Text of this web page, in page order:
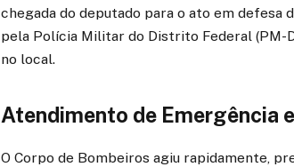
chegada do deputado para o ato em
pela Polícia Militar do Distrito Federal (PM-
no local.
Atendimento de Emergência
O Corpo de Bombeiros agiu rapidamente,